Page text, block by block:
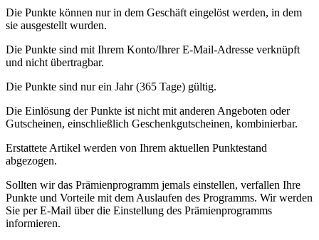
Die Punkte können nur in dem Geschäft eingelöst werden, in dem
sie ausgestellt wurden.
Die Punkte sind mit Ihrem Konto/Ihrer E-Mail-Adresse verknüpft
und nicht übertragbar.
Die Punkte sind nur ein Jahr (365 Tage) gültig.
Die Einlösung der Punkte ist nicht mit anderen Angeboten oder
Gutscheinen, einschließlich Geschenkgutscheinen, kombinierbar.
Erstattete Artikel werden von Ihrem aktuellen Punktestand
abgezogen.
Sollten wir das Prämienprogramm jemals einstellen, verfallen Ihre
Punkte und Vorteile mit dem Auslaufen des Programms. Wir werden
Sie per E-Mail über die Einstellung des Prämienprogramms
informieren.